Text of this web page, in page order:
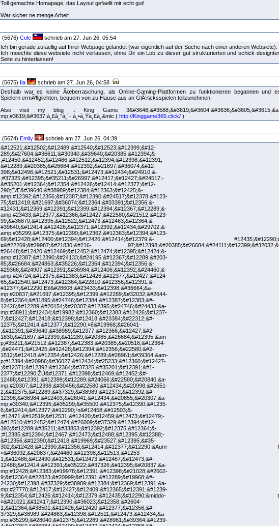
Toll gemachte Homapage, das Layout gefaellt mir echt gut!
War sicher ne menge Arbeit.
(5676) Cole
schrieb am 27. Jun 26, 05:54
Ich bin gerade zufaellig auf Ihrer Webpage gelandet (war eigentlich auf der Suche nach einer anderen Websiete).
Ich moechte diese websiete nicht verlassen, ohne Dir ein Lob zu dieser gut strukturierten und schick
Seite zu hinterlassen!
(5675) Ila
schrieb am 27. Jun 26, 04:58
Deshalb war es keine Ãœberraschung, als Online-Gaming-Plattformen zu funktionieren begannen und
Spielern ermÃ¶glichten, bequem von zu Hause aus an GlÃ¼cksspielen teilzunehmen.
Also visit my blog :: King Game
mp;#3619;&#3637;à¸£à¸”à¸´- à¸•à¸Ÿà¸£à¸&mic ( http://Kinggame365.click/ )
(5674) Emily
schrieb am 27. Jun 26, 04:39
&#12521;&#12502;&#12489;&#12540;&#12523;&#12399;&#12-
289;&#27604;&#36611;&#30340;&#39640;&#20385;&#12394;&-
;#12450;&#12452;&#12486;&#12512;&#12394;&#12398;&#12391;-
&#12289;&#20385;&#26684;&#12392;&#21697;&#36074;&#12-
398;&#12496;&#12521;&#12531;&#12473;&#12434;&#24910;&-
;#37325;&#12395;&#35211;&#26997;&#12417;&#12427;&#24517;-
&#35201;&#12364;&#12354;&#12426;&#12414;&#12377;&#12-
290;ÈÆ&#39640;&#38989;&#12384;&#12363;&#12425;&-
amp;#12392;&#12356;&#12387;&#12390;&#24517;&#12378;&#123-
75;&#12418;&#21697;&#36074;&#12364;&#33391;&#12356;&-
#12431;&#12369;&#12391;&#12399;&#12394;&#12367;&#12289;&-
amp;#23433;&#12377;&#12366;&#12427;&#22580;&#21512;&#123-
99;&#36870;&#12395;&#12522;&#12473;&#12463;&#12364;&-
#39640;&#12414;&#12426;&#12371;&#12392;&#12434;&#29702;&-
amp;#35299;&#12375;&#12390;&#12362;&#12363;&#12394;&#123-
69;&#12428;&#12400;&#12394;&#12426;&#12414;&#12379;&-
¤&#22269;&#29987;&#21830;&#216-
#26448;&#12420;&#12469;&#12452;&#12474;&#12395;&#12424;&-
amp;#12387;&#12390;&#24133;&#24195;&#12367;&#12289;&#203-
85;&#26684;&#24863;&#35226;&#12364;&#12394;&#12356;&-
#29366;&#24907;&#12391;&#36984;&#12406;&#12392;&#24460;&-
amp;#24724;&#12375;&#12383;&#12426;&#12377;&#12427;&#124-
65;&#12540;&#12473;&#12364;&#22810;&#12356;&#12391;&-
#12377;&#12290;Ë¥&#28608;&#23433;&#12398;&#36664;&a-
mp;#20837;&#21697;&#12395;&#12399;&#12289;&#32032;&#2644-
8;&#12364;&#31895;&#24746;&#12384;&#12387;&#12383;&#-
12426;&#12289;&#20154;&#20307;&#12395;&#24746;&#24433;&a-
mp;#38911;&#12434;&#19982;&#12360;&#12383;&#12426;&#1237-
7;&#12427;&#12418;&#12398;&#12418;&#23384;&#22312;&#-
12375;&#12414;&#12377;&#12290;¤ê&#19968;&#26041-
;&#12391;&#39640;&#38989;&#12377;&#12366;&#12427;&#2-
1830;&#21697;&#12399;&#12289;&#20385;&#26684;&#12395;&am-
p;#35211;&#21512;&#12387;&#12383;&#20385;&#20516;&#12364-
;&#24471;&#12425;&#12428;&#12394;&#12356;&#22580;&#2-
1512;&#12418;&#12354;&#12426;&#12289;&#28961;&#39364;&am-
p;#12394;&#20986;&#36027;&#12434;&#25233;&#12360;&#12427-
;&#12371;&#12392;&#12364;&#37325;&#35201;&#12391;&#1-
2377;&#12290;ŽÚ&#12371;&#12398;&#12469;&#12452;&#-
12488;&#12391;&#12399;&#12289;&#24066;&#22580;&#20840;&a-
mp;#20307;&#12398;&#30456;&#22580;&#12434;&#20998;&#2651-
2;&#12375;&#12289;&#37329;&#38989;&#12372;&#12392;&#-
12398;&#36984;&#12403;&#26041;&#12434;&#20855;&#20307;&a-
mp;#30340;&#12395;&#35299;&#35500;&#12375;&#12390;&#1235-
6;&#12414;&#12377;&#12290;¹¤&#12458;&#12503;&-
;#12471;&#12519;&#12531;&#12420;&#12459;&#12473;&#12479;-
&#12510;&#12452;&#12474;&#26009;&#37329;&#12394;&#12-
393;&#12289;&#35211;&#33853;&#12392;&#12375;&#12364;&-
;#12385;&#12394;&#12467;&#12473;&#12488;&#12395;&#12388;-
&#12356;&#12390;&#12418;&#19969;&#23527;&#12395;&#35-
302;&#12428;&#12390;&#12356;&#12414;&#12377;&#12290;&Aum-
¤&#36092;&#20837;&#24460;&#12398;&#12513;&#1253-
1;&#12486;&#12490;&#12531;&#12473;&#12467;&#12473;&#-
12488;&#12414;&#12391;&#35222;&#37326;&#12395;&#20837;&a-
mp;#12428;&#12383;&#19978;&#12391;&#12398;&#21028;&#2602-
9;&#12364;&#22823;&#20999;&#12391;&#12289;&#19968;&#-
24230;&#12398;&#37329;&#38989;&#12384;&#12369;&#12391;&a-
mp;#27770;&#12417;&#12427;&#12409;&#12365;&#12391;&#1239-
9;&#12354;&#12426;&#12414;&#12379;&#12435;&#12290;&middo-
¤&#21021;&#12417;&#12390;&#36023;&#12358;&#2604-
1;&#12364;&#38501;&#12426;&#12420;&#12377;&#12356;&#-
37329;&#38989;&#24863;&#12398;&#12511;&#12473;&#12434;&a-
mp;#35299;&#28040;&#12375;&#12289;&#28961;&#39364;&#1239-